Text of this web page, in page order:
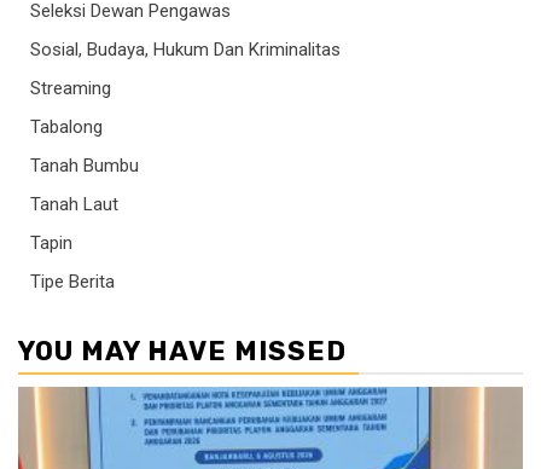
Seleksi Dewan Pengawas
Sosial, Budaya, Hukum Dan Kriminalitas
Streaming
Tabalong
Tanah Bumbu
Tanah Laut
Tapin
Tipe Berita
YOU MAY HAVE MISSED